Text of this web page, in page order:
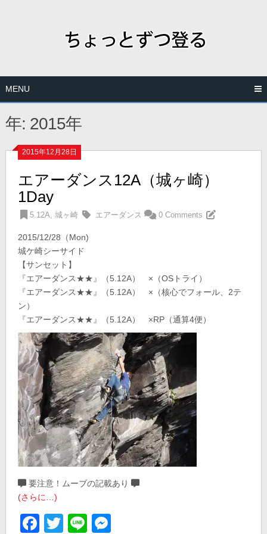
MENU
年: 2015年
2015年12月28日
エアーダンス12A（城ヶ崎）
1Day
5.12A,城ヶ崎 エアーダンス 0 Comments
2015/12/28（Mon)
城ケ崎シーサイド
【サンセット】
『エアーダンス★★』（5.12A） ×（OSトライ）
『エアーダンス★★』（5.12A） ×（核心でフォール、2テ
ン）
『エアーダンス★★』（5.12A） ×RP（通算4便）
要注意！ムーブの記載あり
(さらに…)
Facebook
Twitter
Line